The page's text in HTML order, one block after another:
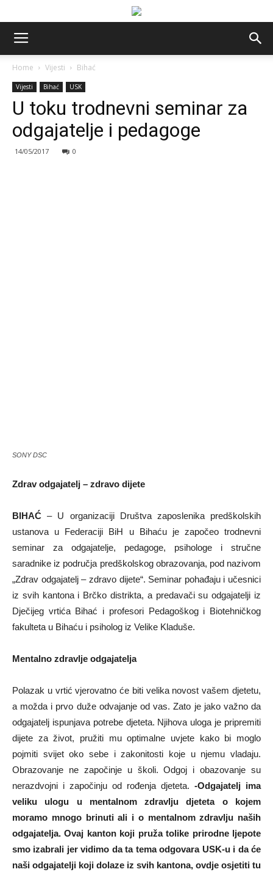
Home Vijesti Bihać
Vijesti Bihać USK
U toku trodnevni seminar za
odgajatelje i pedagoge
14/05/2017 0
SONY DSC
Zdrav odgajatelj – zdravo dijete
BIHAĆ – U organizaciji Društva zaposlenika predškolskih
ustanova u Federaciji BiH u Bihaću je započeo trodnevni
seminar za odgajatelje, pedagoge, psihologe i stručne
saradnike iz područja predškolskog obrazovanja, pod nazivom
„Zdrav odgajatelj – zdravo dijete“. Seminar pohađaju i učesnici
iz svih kantona i Brčko distrikta, a predavači su odgajatelji iz
Dječijeg vrtića Bihać i profesori Pedagoškog i Biotehničkog
fakulteta u Bihaću i psiholog iz Velike Kladuše.
Mentalno zdravlje odgajatelja
Polazak u vrtić vjerovatno će biti velika novost vašem djetetu,
a možda i prvo duže odvajanje od vas. Zato je jako važno da
odgajatelj ispunjava potrebe djeteta. Njihova uloga je pripremiti
dijete za život, pružiti mu optimalne uvjete kako bi moglo
pojmiti svijet oko sebe i zakonitosti koje u njemu vladaju.
Obrazovanje ne započinje u školi. Odgoj i obazovanje su
nerazdvojni i započinju od rođenja djeteta. -Odgajatelj ima
veliku ulogu u mentalnom zdravlju djeteta o kojem
moramo mnogo brinuti ali i o mentalnom zdravlju naših
odgajatelja. Ovaj kanton koji pruža tolike prirodne ljepote
smo izabrali jer vidimo da ta tema odgovara USK-u i da će
naši odgajatelji koji dolaze iz svih kantona, ovdje osjetiti tu